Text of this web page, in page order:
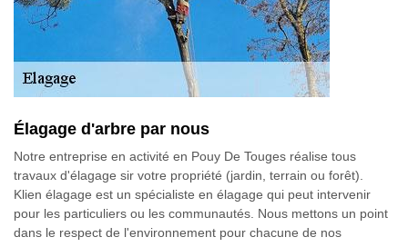
Élagage d'arbre par nous
Notre entreprise en activité en Pouy De Touges réalise tous
travaux d'élagage sir votre propriété (jardin, terrain ou forêt).
Klien élagage est un spécialiste en élagage qui peut intervenir
pour les particuliers ou les communautés. Nous mettons un point
dans le respect de l'environnement pour chacune de nos